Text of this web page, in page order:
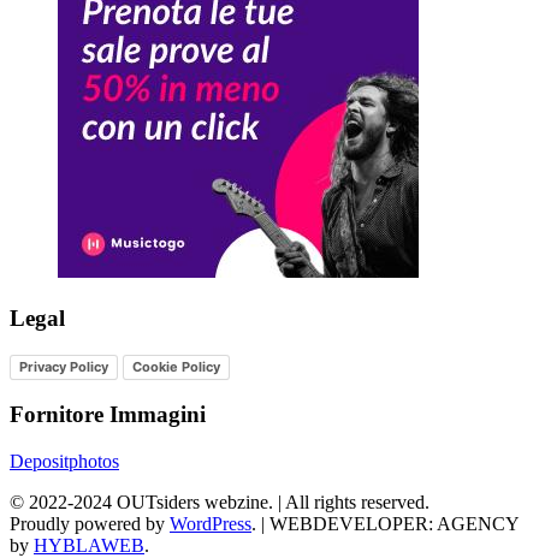
Legal
Privacy Policy Cookie Policy
Fornitore Immagini
Depositphotos
© 2022-2024 OUTsiders webzine. | All rights reserved.
Proudly powered by WordPress. | WEBDEVELOPER: AGENCY
by HYBLAWEB.